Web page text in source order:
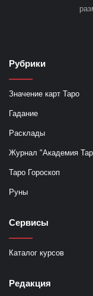
Рубрики
Значение карт Таро
Гадание
Расклады
Журнал "Академия
Таро Гороскоп
Руны
Сервисы
Каталог курсов
Редакция